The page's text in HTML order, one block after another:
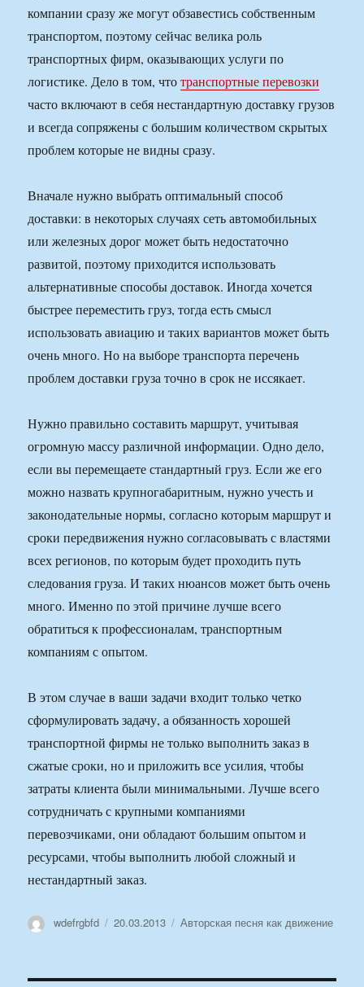
компании сразу же могут обзавестись собственным
транспортом, поэтому сейчас велика роль
транспортных фирм, оказывающих услуги по
логистике. Дело в том, чтотранспортные перевозки
часто включают в себя нестандартную доставку грузов
и всегда сопряжены с большим количеством скрытых
проблем которые не видны сразу.
Вначале нужно выбрать оптимальный способ
доставки: в некоторых случаях сеть автомобильных
или железных дорог может быть недостаточно
развитой, поэтому приходится использовать
альтернативные способы доставок. Иногда хочется
быстрее переместить груз, тогда есть смысл
использовать авиацию и таких вариантов может быть
очень много. Но на выборе транспорта перечень
проблем доставки груза точно в срок не иссякает.
Нужно правильно составить маршрут, учитывая
огромную массу различной информации. Одно дело,
если вы перемещаете стандартный груз. Если же его
можно назвать крупногабаритным, нужно учесть и
законодательные нормы, согласно которым маршрут и
сроки передвижения нужно согласовывать с властями
всех регионов, по которым будет проходить путь
следования груза. И таких нюансов может быть очень
много. Именно по этой причине лучше всего
обратиться к профессионалам, транспортным
компаниям с опытом.
В этом случае в ваши задачи входит только четко
сформулировать задачу, а обязанность хорошей
транспортной фирмы не только выполнить заказ в
сжатые сроки, но и приложить все усилия, чтобы
затраты клиента были минимальными. Лучше всего
сотрудничать с крупными компаниями
перевозчиками, они обладают большим опытом и
ресурсами, чтобы выполнить любой сложный и
нестандартный заказ.
Автор
wdefrgbfd Опубликовано
20.03.2013 Рубрики
Авторская песня как движение